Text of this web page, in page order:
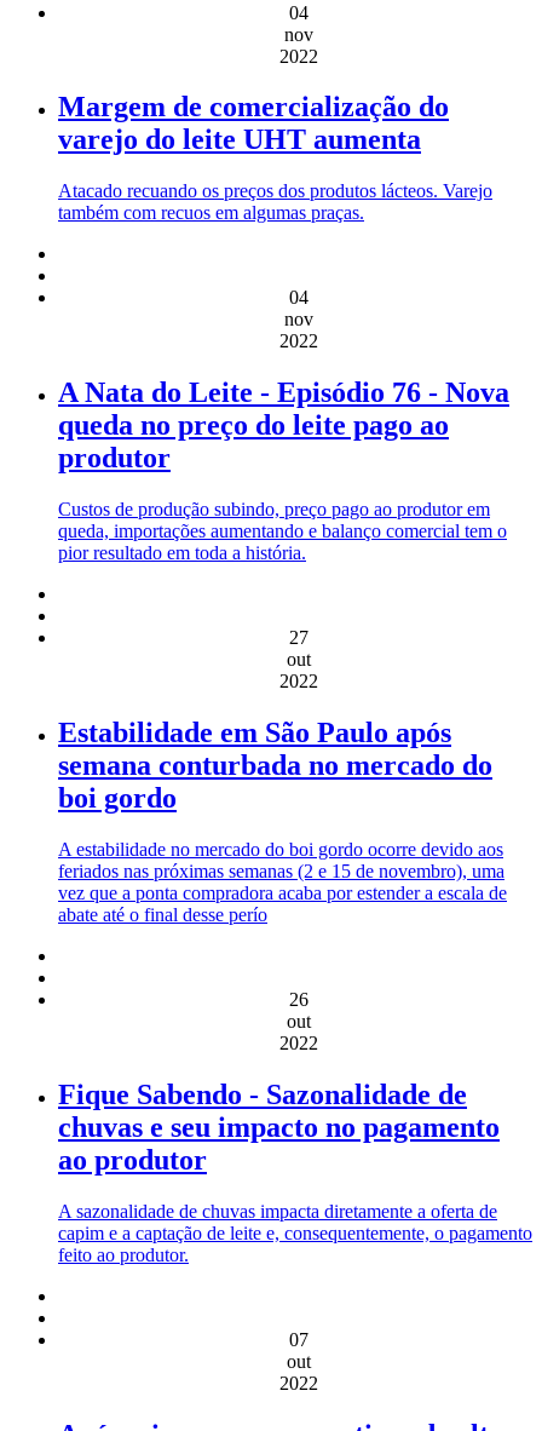
04
nov
2022
Margem de comercialização do
varejo do leite UHT aumenta
Atacado recuando os preços dos produtos lácteos. Varejo
também com recuos em algumas praças.
04
nov
2022
A Nata do Leite - Episódio 76 - Nova
queda no preço do leite pago ao
produtor
Custos de produção subindo, preço pago ao produtor em
queda, importações aumentando e balanço comercial tem o
pior resultado em toda a história.
27
out
2022
Estabilidade em São Paulo após
semana conturbada no mercado do
boi gordo
A estabilidade no mercado do boi gordo ocorre devido aos
feriados nas próximas semanas (2 e 15 de novembro), uma
vez que a ponta compradora acaba por estender a escala de
abate até o final desse perío
26
out
2022
Fique Sabendo - Sazonalidade de
chuvas e seu impacto no pagamento
ao produtor
A sazonalidade de chuvas impacta diretamente a oferta de
capim e a captação de leite e, consequentemente, o pagamento
feito ao produtor.
07
out
2022